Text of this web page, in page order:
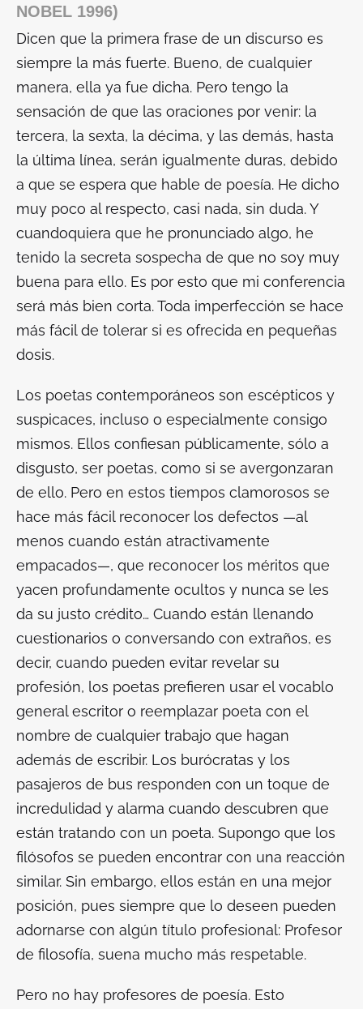
NOBEL 1996)
Dicen que la primera frase de un discurso es
siempre la más fuerte. Bueno, de cualquier
manera, ella ya fue dicha. Pero tengo la
sensación de que las oraciones por venir: la
tercera, la sexta, la décima, y las demás, hasta
la última línea, serán igualmente duras, debido
a que se espera que hable de poesía. He dicho
muy poco al respecto, casi nada, sin duda. Y
cuandoquiera que he pronunciado algo, he
tenido la secreta sospecha de que no soy muy
buena para ello. Es por esto que mi conferencia
será más bien corta. Toda imperfección se hace
más fácil de tolerar si es ofrecida en pequeñas
dosis.
Los poetas contemporáneos son escépticos y
suspicaces, incluso o especialmente consigo
mismos. Ellos confiesan públicamente, sólo a
disgusto, ser poetas, como si se avergonzaran
de ello. Pero en estos tiempos clamorosos se
hace más fácil reconocer los defectos —al
menos cuando están atractivamente
empacados—, que reconocer los méritos que
yacen profundamente ocultos y nunca se les
da su justo crédito… Cuando están llenando
cuestionarios o conversando con extraños, es
decir, cuando pueden evitar revelar su
profesión, los poetas prefieren usar el vocablo
general escritor o reemplazar poeta con el
nombre de cualquier trabajo que hagan
además de escribir. Los burócratas y los
pasajeros de bus responden con un toque de
incredulidad y alarma cuando descubren que
están tratando con un poeta. Supongo que los
filósofos se pueden encontrar con una reacción
similar. Sin embargo, ellos están en una mejor
posición, pues siempre que lo deseen pueden
adornarse con algún título profesional: Profesor
de filosofía, suena mucho más respetable.
Pero no hay profesores de poesía. Esto